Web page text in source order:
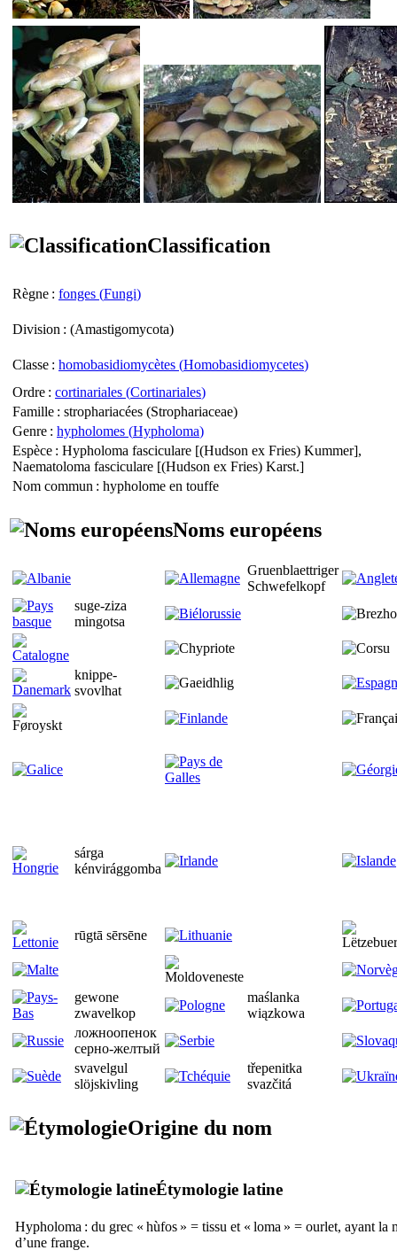
Classification
Règne : fonges (Fungi)
Division : (Amastigomycota)
Classe : homobasidiomycètes (Homobasidiomycetes)
Ordre : cortinariales (Cortinariales)
Famille : strophariacées (Strophariaceae)
Genre : hypholomes (Hypholoma)
Espèce : Hypholoma fasciculare [(Hudson ex Fries) Kummer],
Naematoloma fasciculare [(Hudson ex Fries) Karst.]
Nom commun : hypholome en touffe
Noms européens
Gruenblaettriger
Schwefelkopf
suge-ziza
mingotsa
knippe-
svovlhat
sárga
kénvirággomba
rūgtā sērsēne
gewone
zwavelkop
maślanka
wiązkowa
ложноопенок
серно-желтый
svavelgul
slöjskivling
třepenitka
svazčitá
Origine du nom
Étymologie latine
Hypholoma : du grec « hùfos » = tissu et « loma » = ourlet, ayant la
d’une frange.